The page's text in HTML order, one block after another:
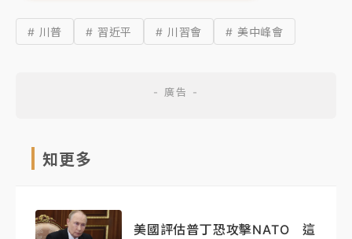
# 川普 # 習近平 # 川習會 # 美中峰會
知更多
美國評估普丁恐攻擊NATO 這